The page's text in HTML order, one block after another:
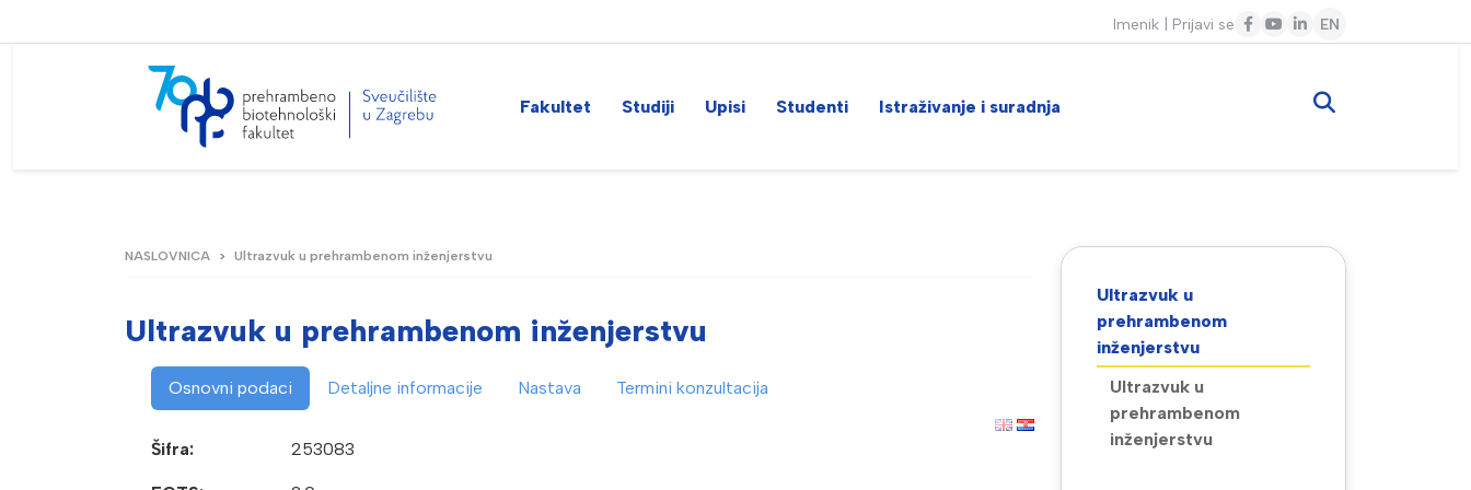
Imenik Prijavi se EN
Fakultet Studiji Upisi Studenti Istraživanje i suradnja
NASLOVNICA Ultrazvuk u prehrambenom inženjerstvu
Ultrazvuk u prehrambenom inženjerstvu
Osnovni podaci Detaljne informacije Nastava Termini konzultacija
Šifra: 253083
Ultrazvuk u
prehrambenom
inženjerstvu
Ultrazvuk u
prehrambenom
inženjerstvu